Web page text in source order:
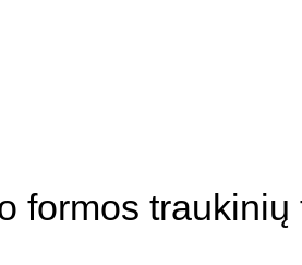
formos traukinių